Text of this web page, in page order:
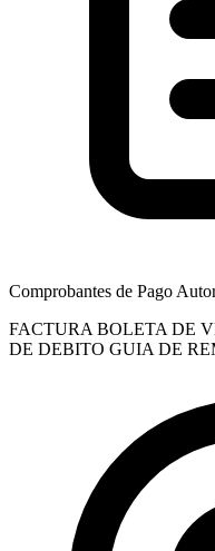
Comprobantes de Pago
FACTURA BOLETA DE
DE DEBITO GUIA DE